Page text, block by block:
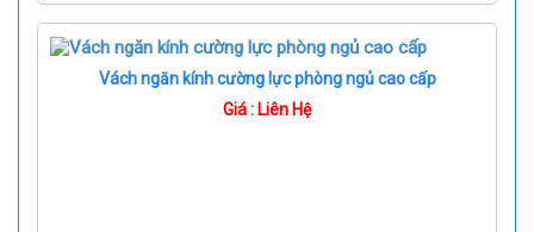
Vách ngăn kính cường lực phòng ngủ cao cấp
Giá : Liên Hệ